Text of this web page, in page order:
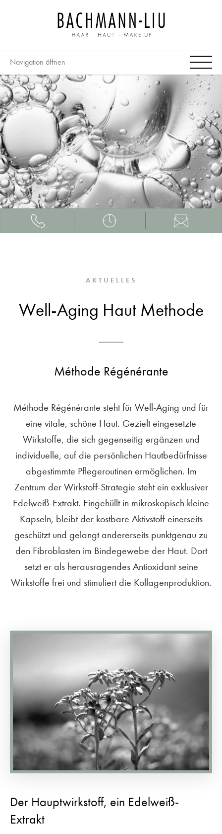
Navigation öffnen
AKTUELLES
Well-Aging Haut Methode
Méthode Régénérante
Méthode Régénérante steht für Well-Aging und für
eine vitale, schöne Haut. Gezielt eingesetzte
Wirkstoffe, die sich gegenseitig ergänzen und
individuelle, auf die persönlichen Hautbedürfnisse
abgestimmte Pflegeroutinen ermöglichen. Im
Zentrum der Wirkstoff-Strategie steht ein exklusiver
Edelweiß-Extrakt. Eingehüllt in mikroskopisch kleine
Kapseln, bleibt der kostbare Aktivstoff einerseits
geschützt und gelangt andererseits punktgenau zu
den Fibroblasten im Bindegewebe der Haut. Dort
setzt er als herausragendes Antioxidant seine
Wirkstoffe frei und stimuliert die Kollagenproduktion.
Der Hauptwirkstoff, ein Edelweiß-
Extrakt